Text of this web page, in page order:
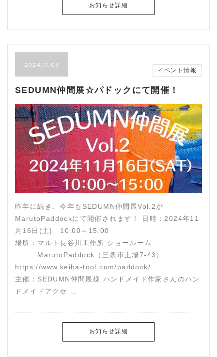
お知らせ詳細
2024.11.05
イベント情報
SEDUMN仲間展☆パドックにて開催！
昨年に続き、今年もSEDUMN仲間展Vol.2が
MarutoPaddockにて開催されます！ 日時：2024年11
月16日(土) 10:00～15:00
場所：マルト長谷川工作所 ショールーム
MarutoPaddock（三条市土場7-43）
https://www.keiba-tool.com/paddock/
主催：SEDUMN仲間展様 ハンドメイド作家さんのハン
ドメイドアクセ …
お知らせ詳細